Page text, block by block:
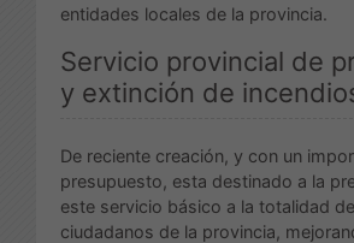
entidades locales de la provincia.
Servicio provincial de
y extinción de
De reciente creación, y con un
presupuesto, esta destinado a la
este servicio básico a la totalidad
ciudadanos de la provincia,